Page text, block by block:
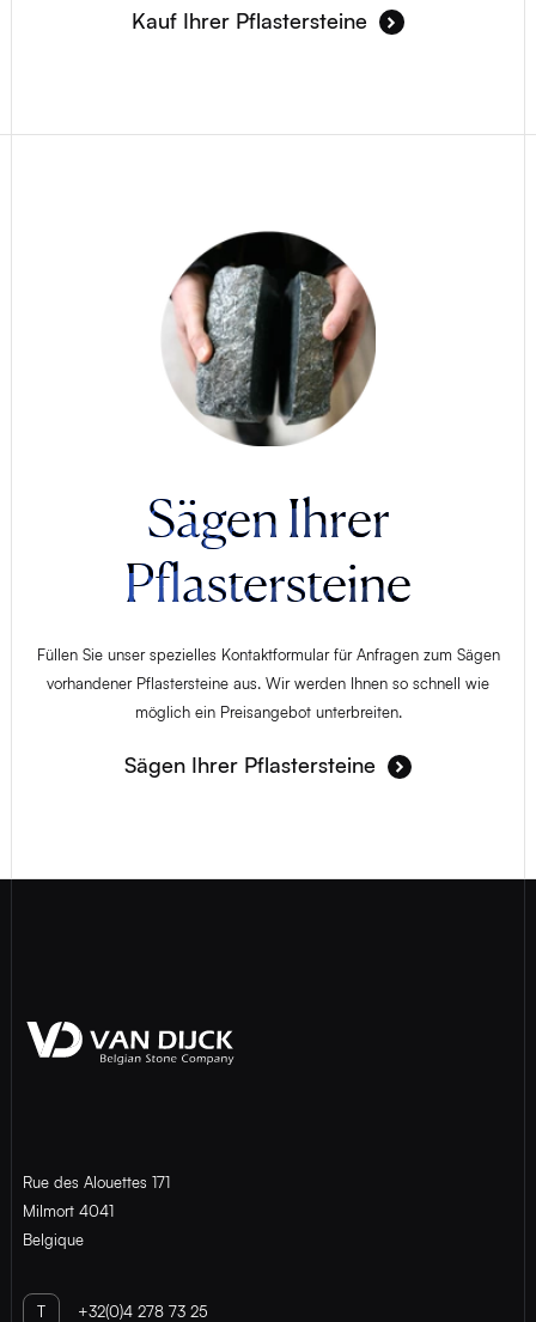
Kauf Ihrer Pflastersteine
Sägen Ihrer
Pflastersteine
Füllen Sie unser spezielles Kontaktformular für Anfragen zum Sägen
vorhandener Pflastersteine aus. Wir werden Ihnen so schnell wie
möglich ein Preisangebot unterbreiten.
Sägen Ihrer Pflastersteine
Rue des Alouettes 171
Milmort 4041
Belgique
T +32(0)4 278 73 25